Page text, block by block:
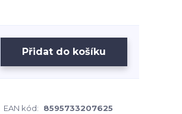
Přidat do košíku
EAN kód: 8595733207625